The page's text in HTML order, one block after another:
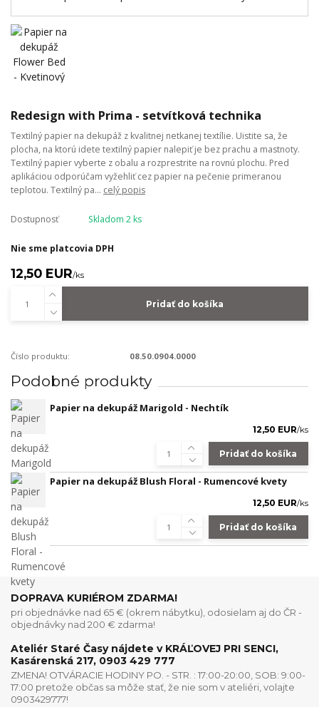
Redesign with Prima - setvítková technika
Textilný papier na dekupáž z kvalitnej netkanej textílie. Uistite sa, že
plocha, na ktorú idete textilný papier nalepiť je bez prachu a mastnoty.
Textilný papier vyberte z obalu a rozprestrite na rovnú plochu. Pred
aplikáciou odporúčam vyžehliť cez papier na pečenie primeranou
teplotou. Textilný pa... celý popis
Dostupnosť Skladom 2 ks
Nie sme platcovia DPH
12,50 EUR/ks
Pridať do košíka
Číslo produktu: 08.50.0904.0000
Podobné produkty
Papier na dekupáž Marigold - Nechtík
12,50 EUR/ks
Pridať do košíka
Papier na dekupáž Blush Floral - Rumencové kvety
12,50 EUR/ks
Pridať do košíka
DOPRAVA KURIÉROM ZDARMA!
pri objednávke nad 65 € (okrem nábytku), odosielam aj do ČR -
objednávky nad 200 € zdarma!
Ateliér Staré Časy nájdete v KRÁĽOVEJ PRI SENCI,
Kasárenská 217, 0903 429 777
ZMENA! OTVÁRACIE HODINY PO. - STR. : 17:00-20:00, SOB: 9:00-
17:00 pretože občas sa môže stať, že nie som v ateliéri, volajte
0903429777!